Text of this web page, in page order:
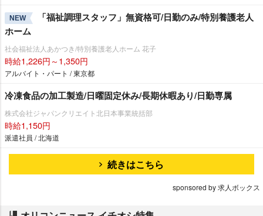
NEW
「福祉調理スタッフ」無資格可/日勤のみ/特別養護老人
ホーム
社会福祉法人あかつき/特別養護老人ホーム 花子
時給1,226円～1,350円
アルバイト・パート / 東京都
冷凍食品の加工製造/日曜固定休み/長期休暇あり/日勤専属
株式会社ジャパンクリエイト北日本事業統括部
時給1,150円
派遣社員 / 北海道
続きはこちら
sponsored by 求人ボックス